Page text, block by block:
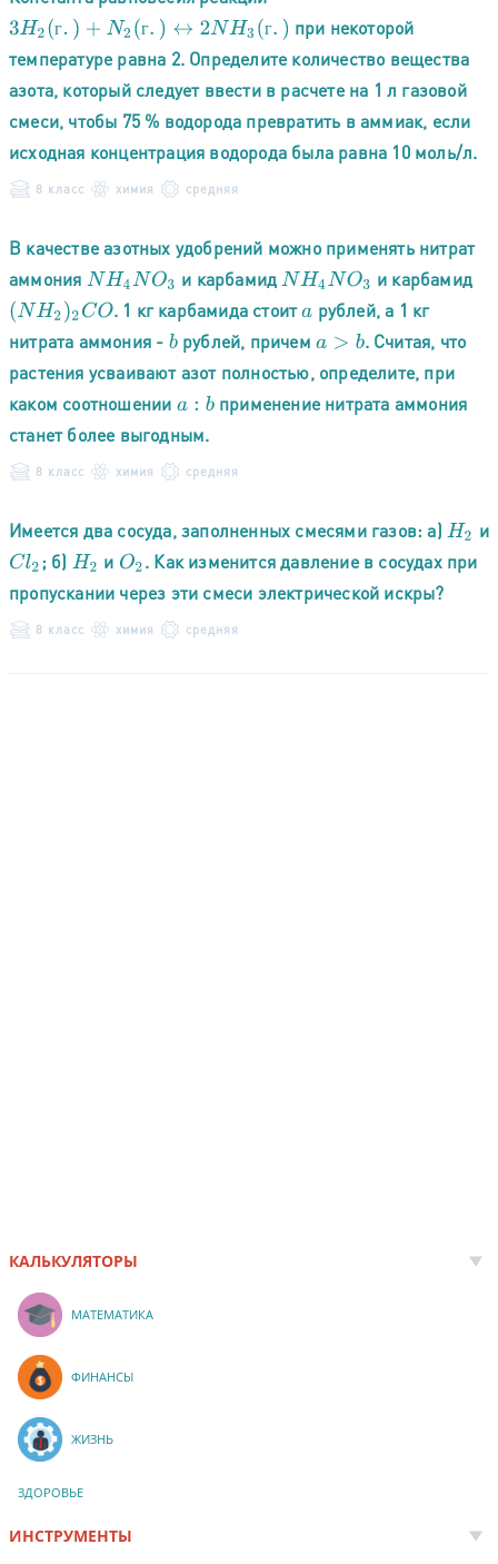
г г г
3H2(г.)+ N 2(г .)↔2N H 3(г.)
при некоторой
температуре равна 2. Определите количество вещества
азота, который следует ввести в расчете на 1 л газовой
смеси, чтобы 75 % водорода превратить в аммиак, если
исходная концентрация водорода была равна 10 моль/л.
8 класс химия средняя
В качестве азотных удобрений можно применять нитрат
аммония NH4NO3 и карбамид NH4NO3
и карбамид
(NH2)2CO . 1 кг карбамида стоитa рублей, а 1 кг
нитрата аммония - bрублей, причем a> b
. Считая, что
растения усваивают азот полностью, определите, при
каком соотношении a: b
применение нитрата аммония
станет более выгодным.
8 класс химия средняя
Имеется два сосуда, заполненных смесями газов: а) H2 и
Cl2 ; б) H2 и O2 . Как изменится давление в сосудах при
пропускании через эти смеси электрической искры?
8 класс химия средняя
КАЛЬКУЛЯТОРЫ
МАТЕМАТИКА
ФИНАНСЫ
ЖИЗНЬ
ЗДОРОВЬЕ
ИНСТРУМЕНТЫ